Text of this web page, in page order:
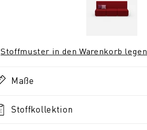
Stoffmuster in den Warenkorb legen
Maße
Stoffkollektion